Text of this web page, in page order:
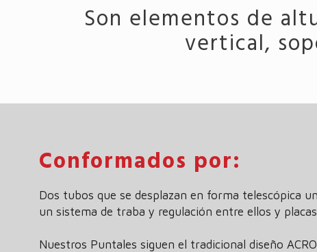
Son elementos de
vertical,
Conformados por:
Dos tubos que se desplazan en forma telescópica
un sistema de traba y regulación entre ellos y
Nuestros Puntales siguen el tradicional diseño